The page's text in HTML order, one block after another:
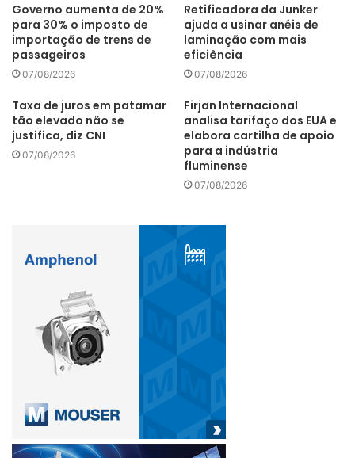
O software avançado Capital Embedded AR Classic da
Siemens pode ser usado com os microcontroladores mais
avançados do mercado na plataforma de software Autosar,
fornecendo os recursos multicore, de segurança funcional
e cibersegurança do Aurix TC4x e software rico em
recursos com evidências pré-validadas de segurança
funcional e cibersegurança que simplificam o processo de
Microcontroladores como o Aurix TC4x são componentes
importantes da indústria automotiva, pois controlam e
monitoram uma grande variedade de sistemas do veículo,
gerenciamento de bateria, Adas, radar e chassi. Os
microcontroladores Aurix TC4x da Infineon combinam
melhorias de potência e desempenho com as tendências
mais recentes nos campos de virtualização, modelagem
funções de rede e abrem caminho para novas arquiteturas
eletroeletrônicas e para a próxima geração de veículos
definidos por software.
Governo aumenta de 20%
para 30% o imposto de
importação de trens de
passageiros
07/08/2026
Retificadora da Junker
ajuda a usinar anéis de
laminação com mais
eficiência
07/08/2026
Taxa de juros em patamar
tão elevado não se
justifica, diz CNI
07/08/2026
Firjan Internacional
analisa tarifaço dos EUA e
elabora cartilha de apoio
para a indústria
fluminense
07/08/2026